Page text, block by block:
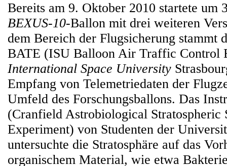
Bereits am 9. Oktober 2010 startete um
BEXUS-10-Ballon mit drei weiteren
dem Bereich der Flugsicherung stammt
BATE (ISU Balloon Air Traffic Control
International Space University
Empfang von Telemetriedaten der
Umfeld des Forschungsballons. Das
(Cranfield Astrobiological Stratospheric
Experiment) von Studenten der
untersuchte die Stratosphäre auf das
organischem Material, wie etwa